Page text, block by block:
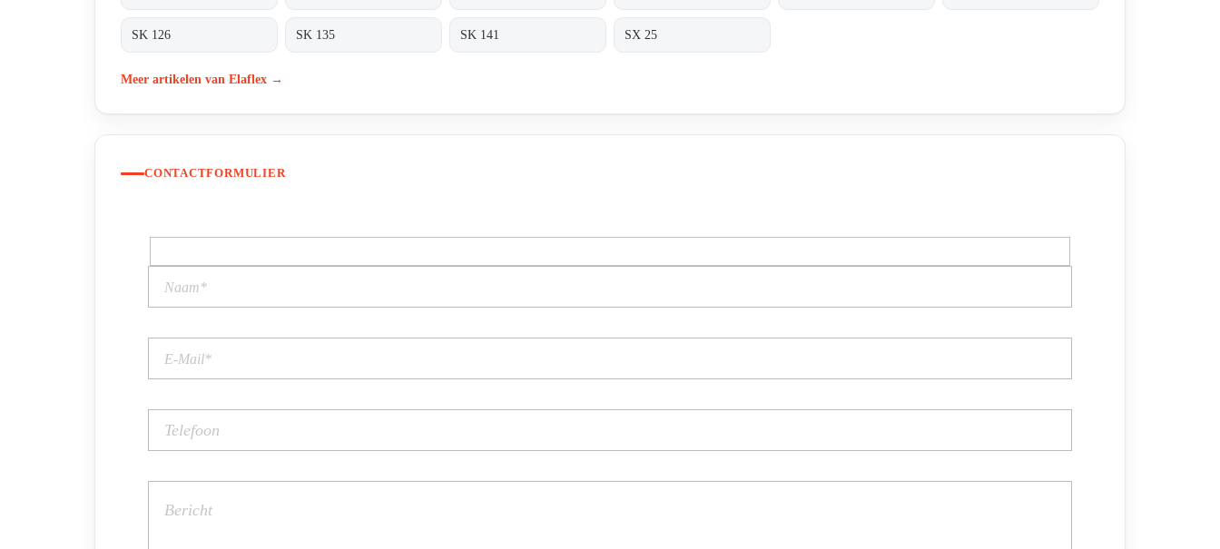
SK 126 SK 135 SK 141 SX 25
Meer artikelen van Elaflex →
CONTACTFORMULIER